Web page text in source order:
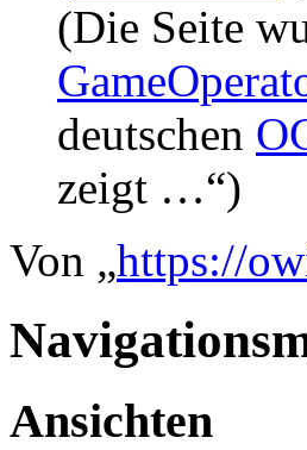
(Die Seite
deutschen
zeigt …“)
Von „https://
Ansichten